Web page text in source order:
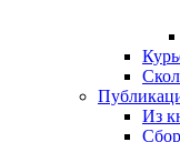
Из